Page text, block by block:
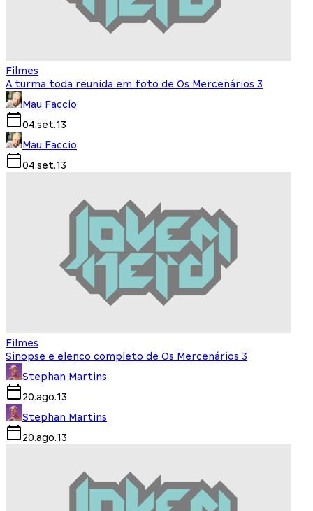
Filmes
A turma toda reunida em foto de Os Mercenários 3
Mau Faccio
04.set.13
Mau Faccio
04.set.13
Filmes
Sinopse e elenco completo de Os Mercenários 3
Stephan Martins
20.ago.13
Stephan Martins
20.ago.13